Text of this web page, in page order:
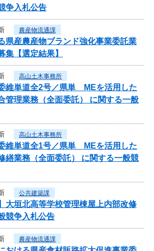
争入札公告
農産物流通課
県産農産物ブランド強化事業委託業
集【選定結果】
高山土木事務所
維単道全2号／県単 MEを活用した
管理業務（全面委託） に関する一般
高山土木事務所
維単道全1号／県単 MEを活用した
繕業務（全面委託） に関する一般競
公共建築課
大垣北高等学校管理棟屋上内部改修
競争入札公告
農産物流通課